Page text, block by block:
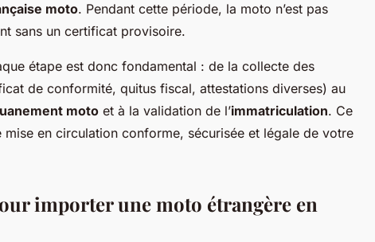
moto. Pendant cette période, la moto n’est pas
sans un certificat provisoire.
étape est donc fondamental : de la collecte des
de conformité, quitus fiscal, attestations diverses) au
moto et à la validation de l’immatriculation. Ce
en circulation conforme, sécurisée et légale de votre
importer une moto étrangère en